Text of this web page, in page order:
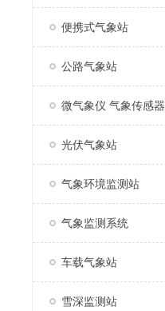
便携式气象站
公路气象站
微气象仪 气象传感器
光伏气象站
气象环境监测站
气象监测系统
车载气象站
雪深监测站